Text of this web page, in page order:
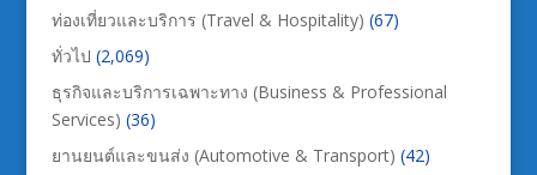
ท่องเที่ยวและบริการ (Travel & Hospitality) (67)
ทั่วไป (2,069)
ธุรกิจและบริการเฉพาะทาง (Business & Professional
Services) (36)
ยานยนต์และขนส่ง (Automotive & Transport) (42)